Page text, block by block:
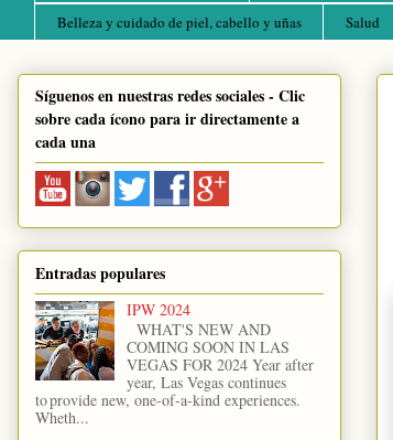
Belleza y cuidado de piel, cabello y uñas
Salud
Síguenos en nuestras redes sociales - Clic
sobre cada ícono para ir directamente a
cada una
Entradas populares
IPW 2024
WHAT'S NEW AND
COMING SOON IN LAS
VEGAS FOR 2024 Year after
year, Las Vegas continues
to provide new, one-of-a-kind experiences.
Wheth...